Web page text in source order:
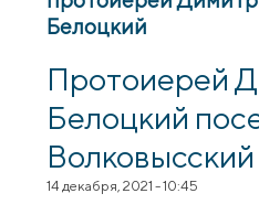
Белоцкий
Протоиерей
Белоцкий
14 декабря, 2021 - 10:45